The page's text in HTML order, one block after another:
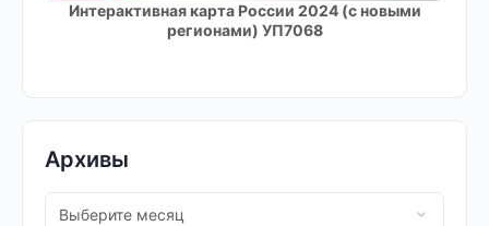
Интерактивная карта России 2024 (с новыми
регионами) УП7068
Архивы